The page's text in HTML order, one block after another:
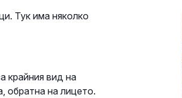
Тук има няколко
крайния вид на
обратна на лицето.